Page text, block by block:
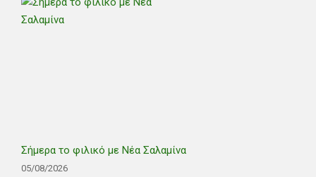
Σήμερα το φιλικό με Νέα Σαλαμίνα
05/08/2026